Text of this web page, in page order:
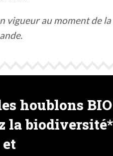
vigueur au moment de la
houblons BIO
la biodiversité*
et